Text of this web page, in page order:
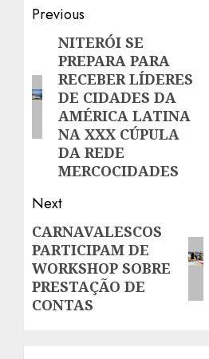
Post
navigation
Previous
Previous
post:
NITERÓI SE
PREPARA PARA
RECEBER LÍDERES
DE CIDADES DA
AMÉRICA LATINA
NA XXX CÚPULA
DA REDE
MERCOCIDADES
Next
Next
post:
CARNAVALESCOS
PARTICIPAM DE
WORKSHOP SOBRE
PRESTAÇÃO DE
CONTAS